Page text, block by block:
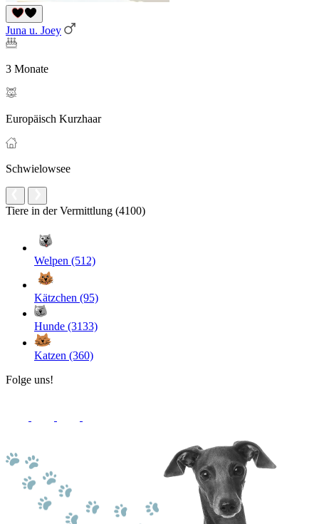
Juna u. Joey
3 Monate
Europäisch Kurzhaar
Schwielowsee
Tiere in der Vermittlung (4100)
Welpen (512)
Kätzchen (95)
Hunde (3133)
Katzen (360)
Folge uns!